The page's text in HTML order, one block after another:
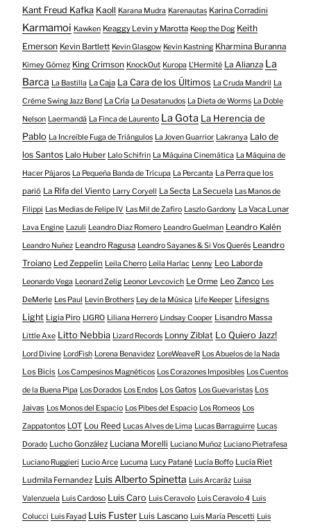
Kant Freud Kafka Kaoll Karana Mudra Karenautas Karina Corradini
Karmamoi Kawken Keaggy Levin y Marotta Keep the Dog Keith
Emerson Kevin Bartlett Kevin Glasgow Kevin Kastning Kharmina Buranna
Kimey Gómez King Crimson KnockOut Kuropa L'Hermité La Alianza La
Barca La Bastilla La Caja La Cara de los Últimos La Cruda Mandril
La
Créme Swing Jazz Band La Cría La Desatanudos La Dieta de Worms La Doble
Nelson Laermandá La Finca de Laurento La Gota La Herencia de
Pablo La Increíble Fuga de Triángulos La Joven Guarrior Lakranya Lalo de
los Santos Lalo Huber Lalo Schifrin La Máquina Cinemática La Máquina de
Hacer Pájaros La Pequeña Banda de Trícupa La Percanta La Perra que los
parió La Rifa del Viento Larry Coryell La Secta La Secuela Las Manos de
Filippi Las Medias de Felipe IV Las Mil de Zafiro Laszlo Gardony La Vaca Lunar
Lava Engine Lazuli Leandro Diaz Romero Leandro Guelman Leandro Kalén
Leandro Nuñez Leandro Ragusa Leandro Sayanes & Si Vos Querés Leandro
Troiano Led Zeppelin Leila Cherro Leila Harlac Lenny Leo Laborda
Leonardo Vega Leonard Zelig Leonor Levcovich Le Orme Leo Zanco Les
DeMerle Les Paul Levin Brothers Ley de la Música Life Keeper Lifesigns
Light Ligia Piro LIGRO Liliana Herrero Lindsay Cooper Lisandro Massa
Little Axe Litto Nebbia Lizard Records Lonny Ziblat Lo Quiero Jazz!
Lord Divine LordFish Lorena Benavidez LoreWeaveR Los Abuelos de la Nada
Los Bicis Los Campesinos Magnéticos Los Corazones Imposibles Los Cuentos
de la Buena Pipa Los Dorados Los Endos Los Gatos Los Guevaristas Los
Jaivas Los Monos del Espacio Los Pibes del Espacio Los Romeos Los
Zappatontos LOT Lou Reed Lucas Alves de Lima Lucas Barraguirre Lucas
Dorado Lucho González Luciana Morelli Luciano Muñoz Luciano Pietrafesa
Luciano Ruggieri Lucio Arce Lucuma Lucy Patané Lucía Boffo Lucía Riet
Ludmila Fernandez Luis Alberto Spinetta Luis Arcaráz Luisa
Valenzuela Luis Cardoso Luis Caro Luis Ceravolo Luis Ceravolo 4 Luis
Colucci Luis Fayad Luis Fuster Luis Lascano Luis María Pescetti Luis